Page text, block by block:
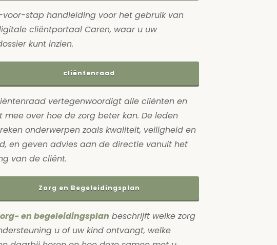
stap handleiding voor het gebruik van
cliëntportaal Caren, waar u uw
kunt inzien.
cliëntenraad
vertegenwoordigt alle cliënten en
mee over hoe de zorg beter kan. De leden
onderwerpen zoals kwaliteit, veiligheid en
en geven advies aan de directie vanuit het
van de cliënt.
Zorg en Begeleidingsplan
en begeleidingsplan beschrijft welke zorg
u of uw kind ontvangt, welke